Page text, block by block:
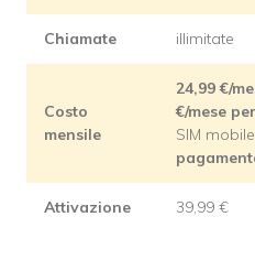
Chiamate illimitate
Costo
mensile
24,99€/
€/mese
SIM
Attivazione 39,99 €